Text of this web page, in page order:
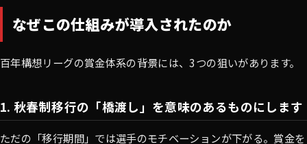
なぜこの仕組みが導入されたのか
百年構想リーグの賞金体系の背景には、3つの狙いがあります。
1. 秋春制移行の「橋渡し」を意味のあるものにします
ただの「移行期間」では選手のモチベーションが下がる。賞金を